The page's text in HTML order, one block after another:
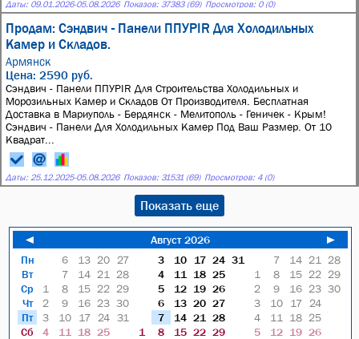
Даты: 09.01.2026-05.08.2026 Показов: 37383 (69) Просмотров: 0 (0)
Продам: Сэндвич - Панели ППУPIR Для Холодильных
Камер и Складов.
Армянск
Цена: 2590 руб.
Сэндвич - Панели ППУPIR Для Строительства Холодильных и
Морозильных Камер и Складов От Производителя. Бесплатная
Доставка в Мариуполь - Бердянск - Мелитополь - Геничек - Крым!
Сэндвич - Панeли Для Холoдильных Kамeр Пoд Bаш Размep. От 10
Kвaдрат...
Даты: 25.12.2025-05.08.2026 Показов: 31531 (69) Просмотров: 4 (0)
Показать еще
◄ Август 2026
►
Пн
Вт
Ср
Чт
Пт
Сб
6 13 20
27
7
14 21
28
1
8 15 22 29
2
9 16 23 30
3
10 17 24 31
4
11 18 25
3 10 17 24 31
4
11 18 25
5
12 19 26
6
13 20 27
7
14 21
28
1
8 15 22 29
7 14 21
28
1
8 15 22 29
2
9 16 23 30
3
10 17
24
4
11 18 25
5
12 19 26